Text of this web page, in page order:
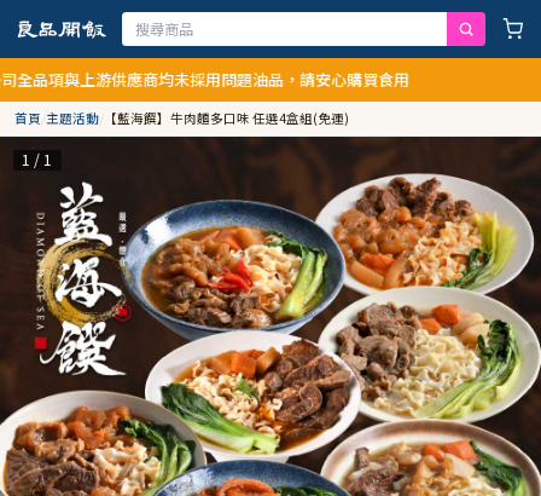
上游供應商均未採用問題油品，請安心購買食用
首頁/主題活動/ 【藍海饌】牛肉麵多口味 任選4盒組(免運)
1 / 1